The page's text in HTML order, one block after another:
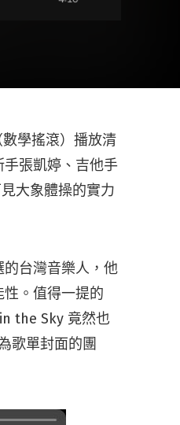
學搖滾）播放清
張凱婷、吉他手
大象體操的實力
台灣音樂人，他
。值得一提的
the Sky 竟然也
歌單封面的團